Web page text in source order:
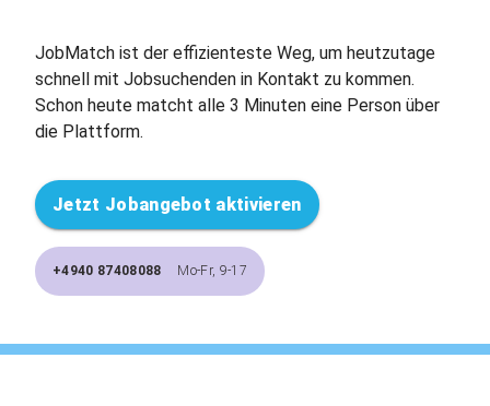
JobMatch ist der effizienteste Weg, um heutzutage
schnell mit Jobsuchenden in Kontakt zu kommen.
Schon heute matcht alle 3 Minuten eine Person über
die Plattform.
Jetzt Jobangebot aktivieren
+4940 87408088 Mo-Fr, 9-17